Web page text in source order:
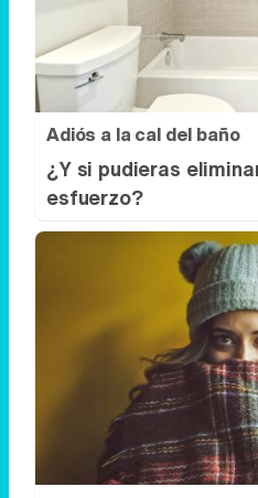
Adiós a la cal del baño
¿Y si pudieras
esfuerzo?